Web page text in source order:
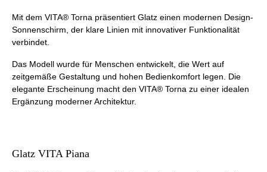
Mit dem VITA® Torna präsentiert Glatz einen modernen Design-
Sonnenschirm, der klare Linien mit innovativer Funktionalität
verbindet.
Das Modell wurde für Menschen entwickelt, die Wert auf
zeitgemäße Gestaltung und hohen Bedienkomfort legen. Die
elegante Erscheinung macht den VITA® Torna zu einer idealen
Ergänzung moderner Architektur.
Glatz VITA Piana